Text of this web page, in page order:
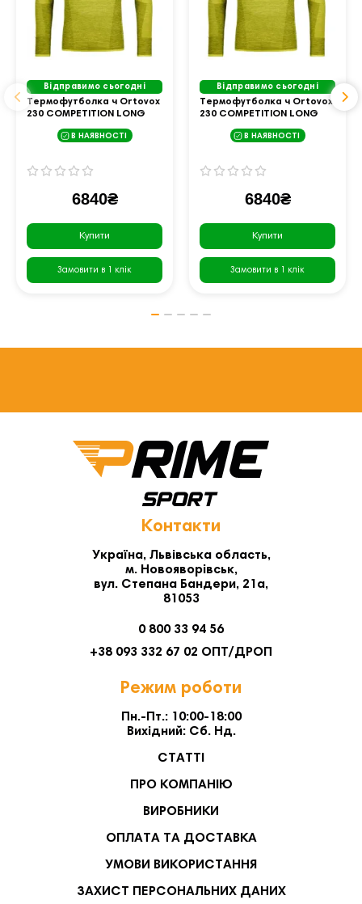
Відправимо сьогодні
Термофутболка ч Ortovox
230 COMPETITION LONG
жовтий
В НАЯВНОСТІ
6840₴
Купити
Замовити в 1 клік
Відправимо сьогодні
Термофутболка ч Ortovox
230 COMPETITION LONG
жовтий
В НАЯВНОСТІ
6840₴
Купити
Замовити в 1 клік
Контакти
Україна, Львівська область,
м. Новояворівськ,
вул. Степана Бандери, 21а,
81053
0 800 33 94 56
+38 093 332 67 02 ОПТ/ДРОП
Режим роботи
Пн.-Пт.: 10:00-18:00
Вихідний: Сб. Нд.
СТАТТІ
ПРО КОМПАНІЮ
ВИРОБНИКИ
ОПЛАТА ТА ДОСТАВКА
УМОВИ ВИКОРИСТАННЯ
ЗАХИСТ ПЕРСОНАЛЬНИХ ДАНИХ